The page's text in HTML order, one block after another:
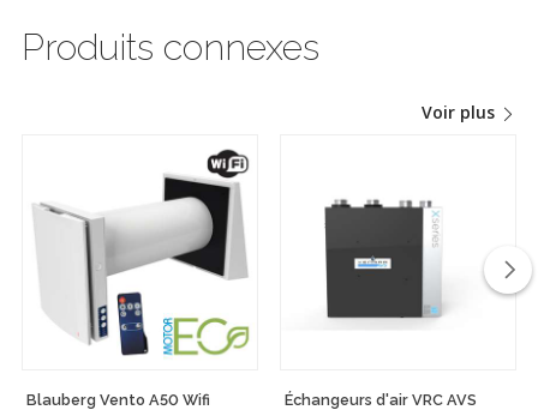
Produits connexes
Voir plus
Blauberg Vento A50 Wifi
Échangeurs d'air VRC AVS